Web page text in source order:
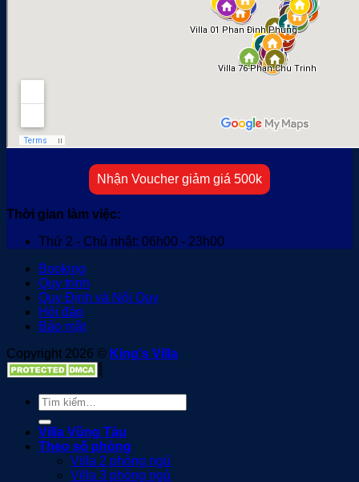
Nhận Voucher giảm giá 500k
Thời gian làm việc:
Thứ 2 - Chủ nhật: 06h00 - 23h00
Booking
Quy trình
Quy Định và Nội Quy
Hỏi đáp
Bảo mật
Copyright 2026 © King's Villa
Tìm
kiếm:
Villa Vũng Tàu
Theo số phòng
Villa 2 phòng ngủ
Villa 3 phòng ngủ